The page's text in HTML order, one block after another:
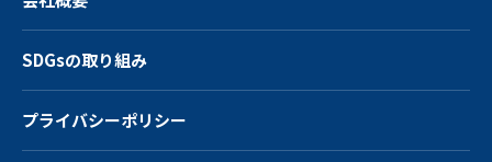
SDGsの取り組み
プライバシーポリシー